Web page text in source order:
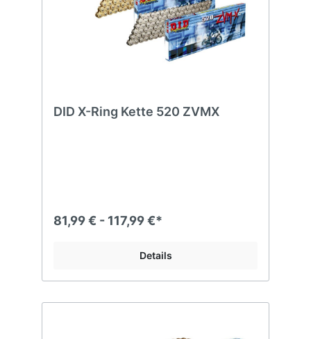
DID X-Ring Kette 520 ZVMX
81,99 € - 117,99 €*
Details